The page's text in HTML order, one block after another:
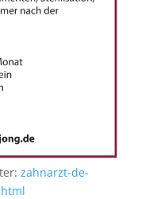
zahnarzt-de-